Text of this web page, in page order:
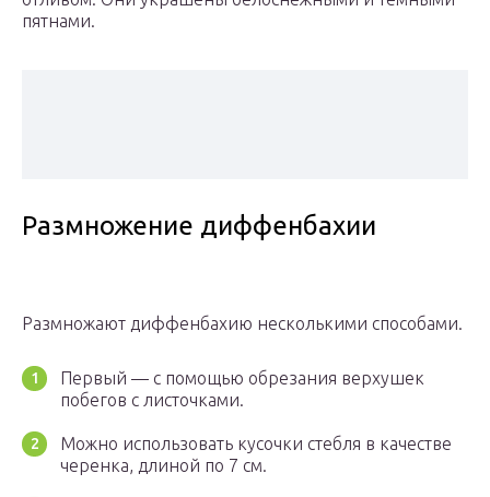
пятнами.
Размножение диффенбахии
Размножают диффенбахию несколькими способами.
Первый — с помощью обрезания верхушек
побегов с листочками.
Можно использовать кусочки стебля в качестве
черенка, длиной по 7 см.